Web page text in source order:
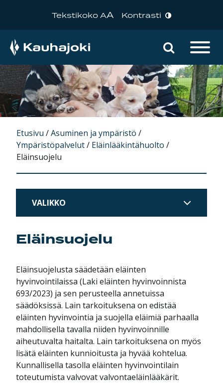
Tekstikoko AA Kontrasti
Päävalikko Hae
Etusivu /Asuminen ja ympäristö /
Ympäristöpalvelut/ Eläinlääkintähuolto /
Eläinsuojelu
VALIKKO
Eläinsuojelu
Eläinsuojelusta säädetään eläinten
hyvinvointilaissa (Laki eläinten hyvinvoinnista
693/2023) ja sen perusteella annetuissa
säädöksissä. Lain tarkoituksena on edistää
eläinten hyvinvointia ja suojella eläimiä parhaalla
mahdollisella tavalla niiden hyvinvoinnille
aiheutuvalta haitalta. Lain tarkoituksena on myös
lisätä eläinten kunnioitusta ja hyvää kohtelua.
Kunnallisella tasolla eläinten hyvinvointilain
toteutumista valvovat valvontaeläinlääkärit.